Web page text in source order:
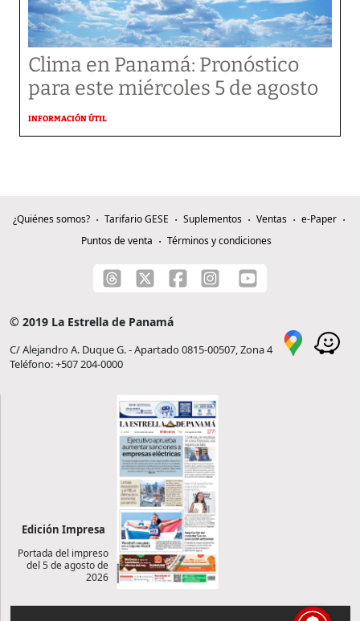
Clima en Panamá: Pronóstico
para este miércoles 5 de agosto
INFORMACIÓN ÚTIL
¿Quiénes somos? Tarifario GESE Suplementos Ventas
e-Paper
Puntos de venta
Términos y condiciones
© 2019 La Estrella de Panamá
C/ Alejandro A. Duque G. - Apartado 0815-00507, Zona 4
Teléfono: +507 204-0000
Edición Impresa
Portada del impreso
del 5 de agosto de
2026